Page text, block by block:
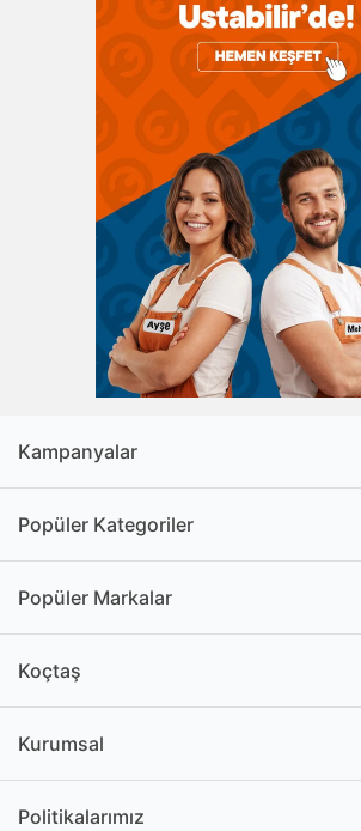
Kampanyalar
Popüler Kategoriler
Popüler Markalar
Koçtaş
Kurumsal
Politikalarımız